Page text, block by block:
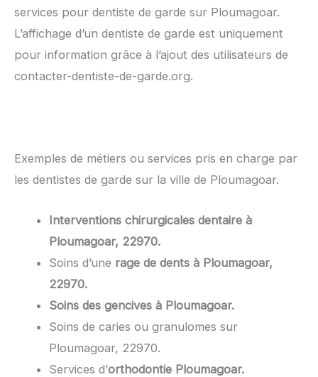
services pour dentiste de garde sur Ploumagoar.
L’affichage d’un dentiste de garde est uniquement
pour information grâce à l’ajout des utilisateurs de
contacter-dentiste-de-garde.org.
Exemples de métiers ou services pris en charge par
les dentistes de garde sur la ville de Ploumagoar.
Interventions chirurgicales dentaire à
Ploumagoar, 22970.
Soins d’une rage de dents à Ploumagoar,
22970.
Soins des gencives à Ploumagoar.
Soins de caries ou granulomes sur
Ploumagoar, 22970.
Services d’orthodontie Ploumagoar.